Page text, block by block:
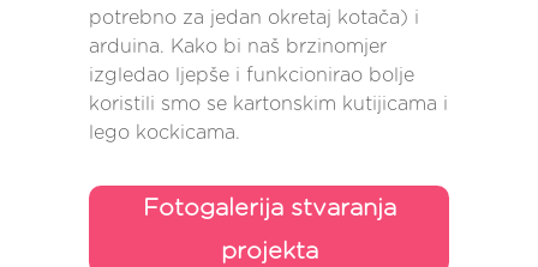
potrebno za jedan okretaj kotača) i
arduina. Kako bi naš brzinomjer
izgledao ljepše i funkcionirao bolje
koristili smo se kartonskim kutijicama i
lego kockicama.
Fotogalerija stvaranja
projekta